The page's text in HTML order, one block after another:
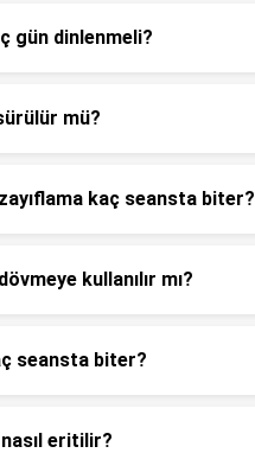
gün dinlenmeli?
mü?
kaç seansta biter?
kullanılır mı?
seansta biter?
eritilir?